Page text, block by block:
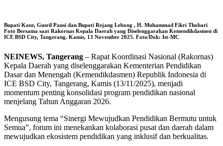
Bupati Kaur, Gusril Pausi dan Bupati Rejang Lebong , H. Muhammad Fikri Thobari
Foto Bersama saat Rakornas Kepala Daerah yang Diselenggarakan Kemendikdasmen di
ICE BSD City, Tangerang. Kamis, 13 November 2025. Foto/Dok: Ist-MC
NEINEWS, Tangerang – Rapat Koordinasi Nasional (Rakornas)
Kepala Daerah yang diselenggarakan Kementerian Pendidikan
Dasar dan Menengah (Kemendikdasmen) Republik Indonesia di
ICE BSD City, Tangerang, Kamis (13/11/2025), menjadi
momentum penting konsolidasi program pendidikan nasional
menjelang Tahun Anggaran 2026.
Mengusung tema “Sinergi Mewujudkan Pendidikan Bermutu untuk
Semua”, forum ini menekankan kolaborasi pusat dan daerah dalam
mewujudkan ekosistem pendidikan yang inklusif dan berkualitas.